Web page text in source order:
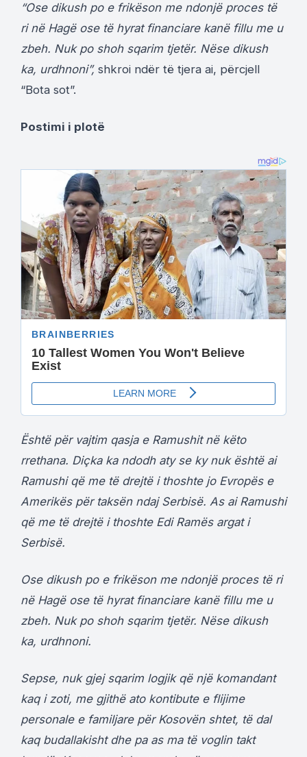
“Ose dikush po e frikëson me ndonjë proces të
ri në Hagë ose të hyrat financiare kanë fillu me u
zbeh. Nuk po shoh sqarim tjetër. Nëse dikush
ka, urdhnoni”, shkroi ndër të tjera ai, përcjell
“Bota sot”.
Postimi i plotë
Është për vajtim qasja e Ramushit në këto
rrethana. Diçka ka ndodh aty se ky nuk është ai
Ramushi që me të drejtë i thoshte jo Evropës e
Amerikës për taksën ndaj Serbisë. As ai Ramushi
që me të drejtë i thoshte Edi Ramës argat i
Serbisë.
Ose dikush po e frikëson me ndonjë proces të ri
në Hagë ose të hyrat financiare kanë fillu me u
zbeh. Nuk po shoh sqarim tjetër. Nëse dikush
ka, urdhnoni.
Sepse, nuk gjej sqarim logjik që një komandant
kaq i zoti, me gjithë ato kontibute e flijime
personale e familjare për Kosovën shtet, të dal
kaq budallakisht dhe pa as ma të voglin takt